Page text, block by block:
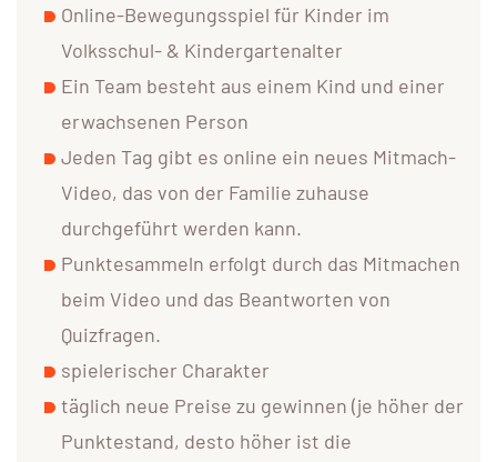
Online-Bewegungsspiel für Kinder im
Volksschul- & Kindergartenalter
Ein Team besteht aus einem Kind und einer
erwachsenen Person
Jeden Tag gibt es online ein neues Mitmach-
Video, das von der Familie zuhause
durchgeführt werden kann.
Punktesammeln erfolgt durch das Mitmachen
beim Video und das Beantworten von
Quizfragen.
spielerischer Charakter
täglich neue Preise zu gewinnen (je höher der
Punktestand, desto höher ist die